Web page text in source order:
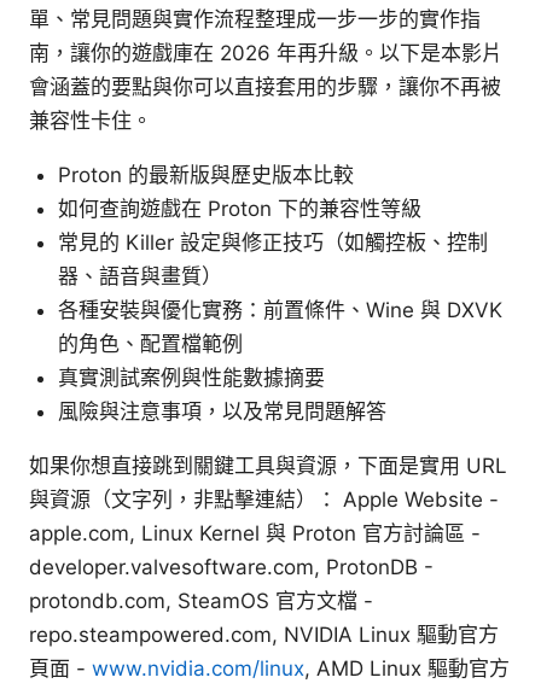
單、常見問題與實作流程整理成一步一步的實作指
南，讓你的遊戲庫在 2026 年再升級。以下是本影片
會涵蓋的要點與你可以直接套用的步驟，讓你不再被
兼容性卡住。
Proton 的最新版與歷史版本比較
如何查詢遊戲在 Proton 下的兼容性等級
常見的 Killer 設定與修正技巧（如觸控板、控制
器、語音與畫質）
各種安裝與優化實務：前置條件、Wine 與 DXVK
的角色、配置檔範例
真實測試案例與性能數據摘要
風險與注意事項，以及常見問題解答
如果你想直接跳到關鍵工具與資源，下面是實用 URL
與資源（文字列，非點擊連結）： Apple Website -
apple.com, Linux Kernel 與 Proton 官方討論區 -
developer.valvesoftware.com, ProtonDB -
protondb.com, SteamOS 官方文檔 -
repo.steampowered.com, NVIDIA Linux 驅動官方
頁面 - www.nvidia.com/linux, AMD Linux 驅動官方